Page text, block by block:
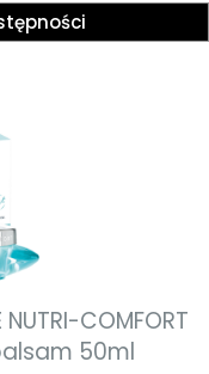
COMFORT
50ml